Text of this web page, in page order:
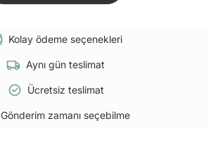
Kolay ödeme seçenekleri
Aynı gün teslimat
Ücretsiz teslimat
Gönderim zamanı seçebilme